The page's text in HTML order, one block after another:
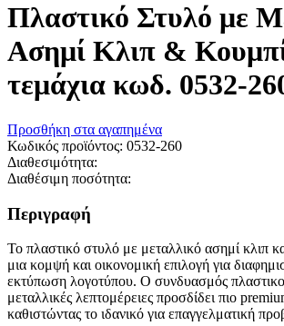
Πλαστικό Στυλό με
Ασημί Κλιπ &
τεμάχια κωδ. 0532-
Προσθήκη στα αγαπημένα
Κωδικός προϊόντος: 0532-260
Διαθεσιμότητα:
Διαθέσιμη ποσότητα:
Περιγραφή
Το πλαστικό στυλό με μεταλλικό ασημί κλιπ
μια κομψή και οικονομική επιλογή για
εκτύπωση λογοτύπου. Ο συνδυασμός
μεταλλικές λεπτομέρειες προσδίδει πιο
καθιστώντας το ιδανικό για επαγγελματική